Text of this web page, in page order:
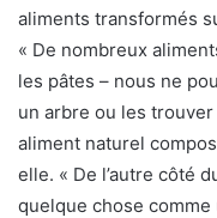
aliments transformés
« De nombreux
les pâtes – nous ne
un arbre ou les trouver
aliment naturel
elle. « De l’autre côté
quelque chose